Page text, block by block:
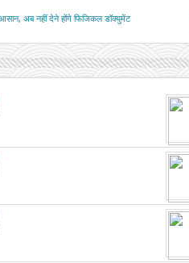
अब नहीं देने होंगे फिजिकल डॉक्युमेंट